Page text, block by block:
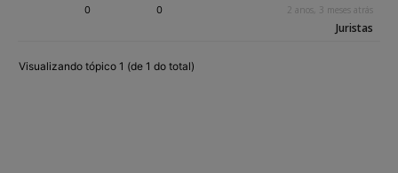
0 0 2 anos, 3 meses atrás
Juristas
Visualizando tópico 1 (de 1 do total)